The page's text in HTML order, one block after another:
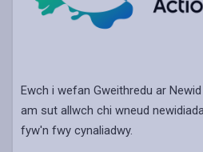
Ewch i wefan Gweithredu ar
am sut allwch chi wneud
fyw'n fwy cynaliadwy.